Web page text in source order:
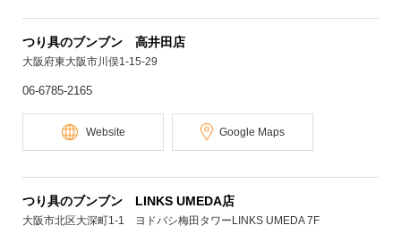
つり具のブンブン 高井田店
大阪府東大阪市川俣1-15-29
06-6785-2165
Website Google Maps
つり具のブンブン LINKS UMEDA店
大阪市北区大深町1-1 ヨドバシ梅田タワーLINKS UMEDA 7F